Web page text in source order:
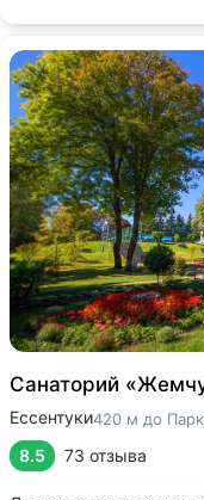
Санаторий
Ессентуки420 м до
8.5 73 отзыва